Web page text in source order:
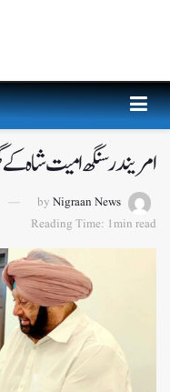
امریندر سنگھ امیت شاہ
by Nigraan News
Reading Time: 1min read